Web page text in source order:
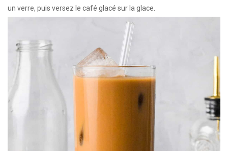
un verre, puis versez le café glacé sur la glace.